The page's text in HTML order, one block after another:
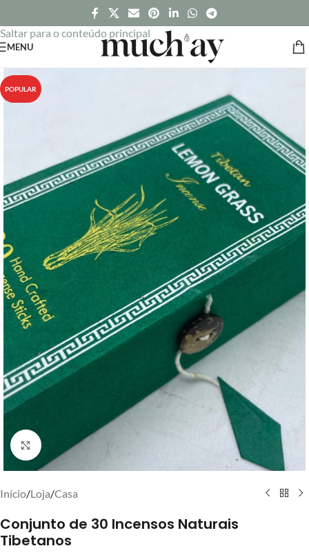
Saltar para a navegação
Saltar para o conteúdo principal
MENU
POPULAR
Clique para ampliar
Início/Loja/Casa
Conjunto de 30 Incensos Naturais
Tibetanos